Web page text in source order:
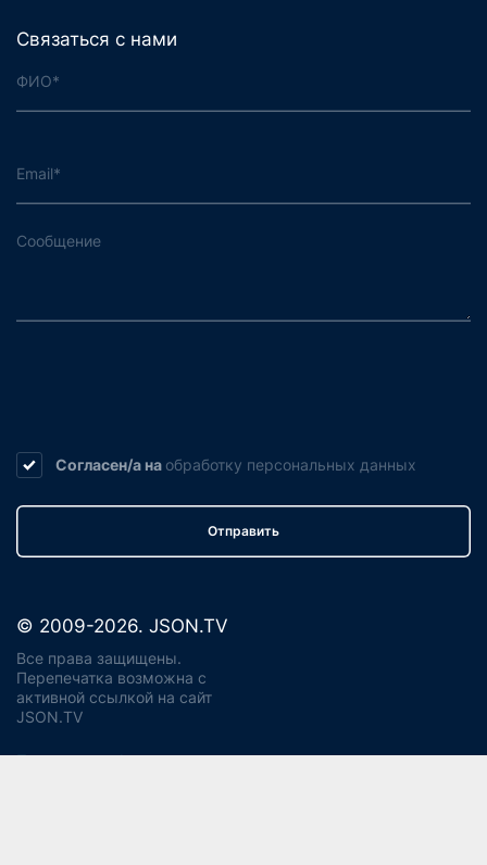
Связаться с нами
Согласен/а на обработку персональных данных
Отправить
© 2009-2026. JSON.TV
Все права защищены.
Перепечатка возможна с
активной ссылкой на сайт
JSON.TV
Политика конфиденциальности